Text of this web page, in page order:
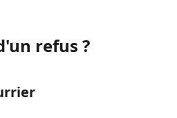
refus ?